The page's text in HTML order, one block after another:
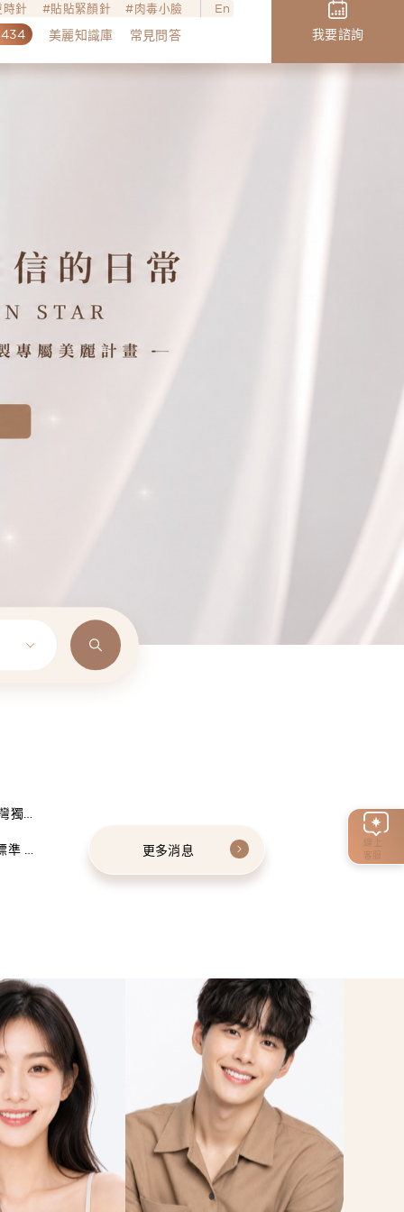
線上
客服
針 貼貼緊顏針 肉毒小臉 En
美麗知識庫 常見問答 我要諮詢
獨家
建 更多消息